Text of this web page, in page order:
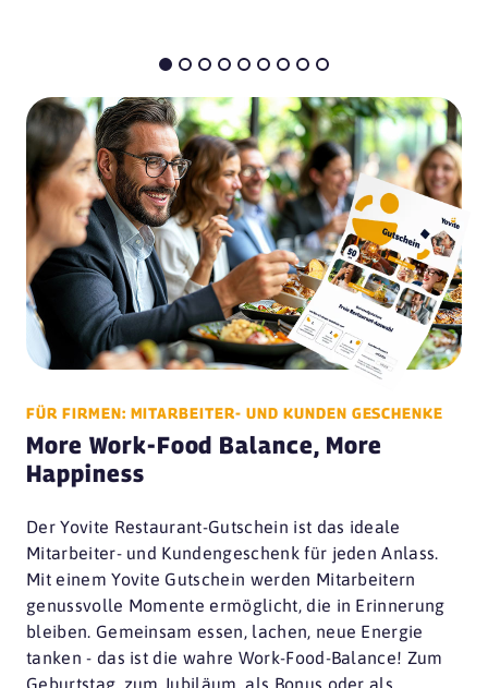
FÜR FIRMEN: MITARBEITER- UND KUNDEN GESCHENKE
More Work-Food Balance, More
Happiness
Der Yovite Restaurant-Gutschein ist das ideale
Mitarbeiter- und Kundengeschenk für jeden Anlass.
Mit einem Yovite Gutschein werden Mitarbeitern
genussvolle Momente ermöglicht, die in Erinnerung
bleiben. Gemeinsam essen, lachen, neue Energie
tanken - das ist die wahre Work-Food-Balance! Zum
Geburtstag, zum Jubiläum, als Bonus oder als